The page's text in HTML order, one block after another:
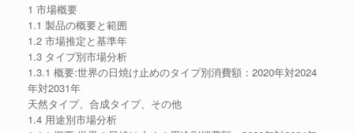
1 市場概要
1.1 製品の概要と範囲
1.2 市場推定と基準年
1.3 タイプ別市場分析
1.3.1 概要:世界の日焼け止めのタイプ別消費額：2020年対2024
年対2031年
天然タイプ、合成タイプ、その他
1.4 用途別市場分析